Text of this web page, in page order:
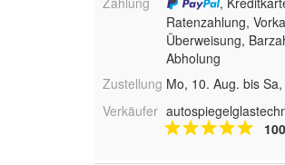
Ratenzahlung,
Überweisung,
Abholung
Zustellung Mo, 10. Aug. bis
Verkäufer